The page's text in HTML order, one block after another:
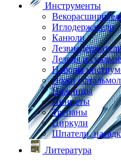
Инструменты
Иглодержатели
Канюли
Лезвия и
Наборы
Ножи
Ножницы
Пинцеты
Трепаны
Циркули
Шпатели,
Литература